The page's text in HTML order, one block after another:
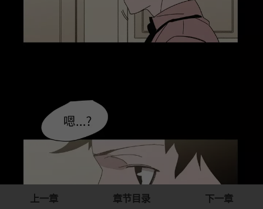
上一章 章节目录 下一章